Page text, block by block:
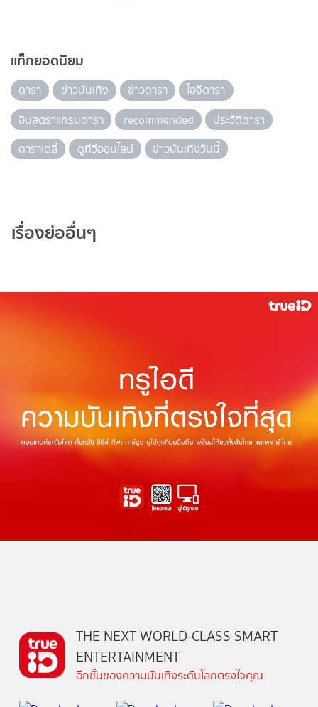
แท็กยอดนิยม
ดารา ข่าวบันเทิง ข่าวดารา
ไอจีดารา
อินสตราแกรมดารา
recommended
ประวัติดารา
ดาราเดลี่
ดูทีวีออนไลน์ ข่าวบันเทิงวันนี้
เรื่องย่ออื่นๆ
THE NEXT WORLD-CLASS SMART
ENTERTAINMENT
อีกขั้นของความบันเทิงระดับโลกตรงใจคุณ